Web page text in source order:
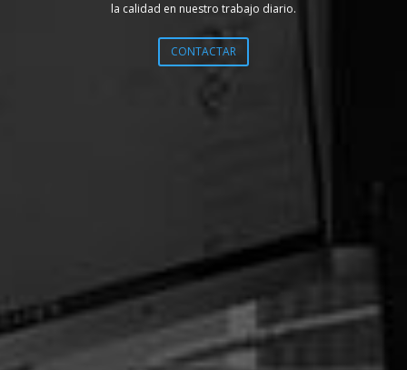
la calidad en nuestro trabajo diario.
CONTACTAR